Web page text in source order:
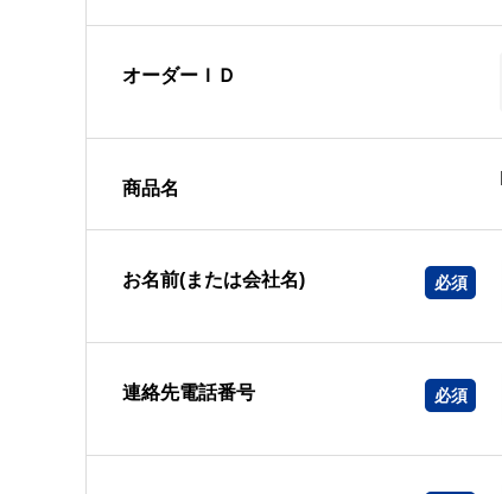
オーダーＩＤ
商品名
お名前(または会社名)
連絡先電話番号